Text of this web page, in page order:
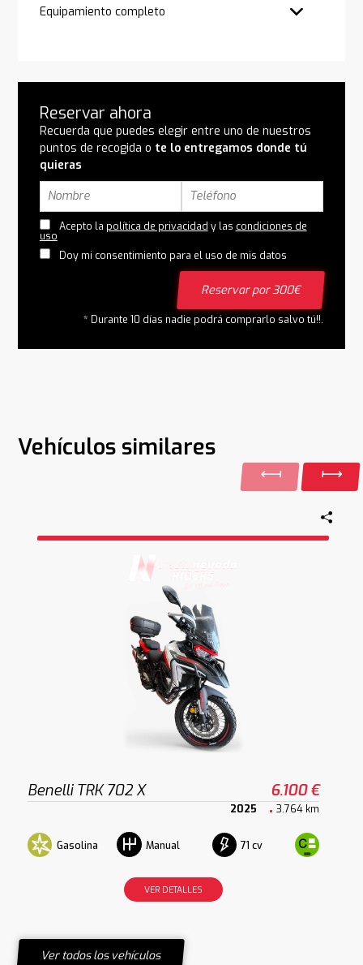
Equipamiento completo
Reservar ahora
Recuerda que puedes elegir entre uno de nuestros
puntos de recogida o te lo entregamos donde tú
quieras
Acepto la política de privacidad y las condiciones de
uso
Doy mi consentimiento para el uso de mis datos
Reservar por 300€
* Durante 10 días nadie podrá comprarlo salvo tú!!.
Vehículos similares
Benelli TRK 702 X 6.100 €
2025 3.764 km
Gasolina Manual 71 cv
VER DETALLES
Ver todos los vehículos